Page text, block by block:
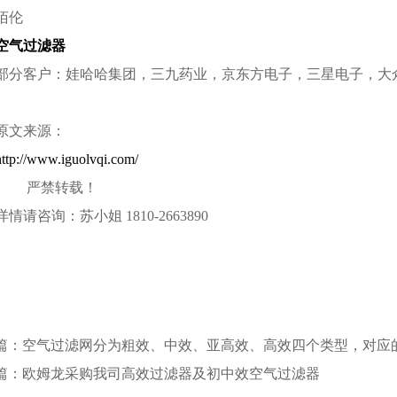
伦
气过滤器
分客户：娃哈哈集团，三九药业，京东方电子，三星电子，大
文来源：
www.iguolvqi.com/
严禁转载！
情请咨询：苏小姐 1810-2663890
：空气过滤网分为粗效、中效、亚高效、高效四个类型，对应
：欧姆龙采购我司高效过滤器及初中效空气过滤器